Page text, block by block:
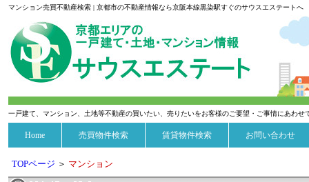
マンション売買不動産検索 | 京都市の不動産情報なら京阪本線黒染駅すぐのサウスエステートへ
一戸建て、マンション、土地等不動産の買いたい、売りたいをお客様のご要望・ご事情にあわ
Home 売買物件検索 賃貸物件検索 お問い合わせ
TOPページ ＞ マンション